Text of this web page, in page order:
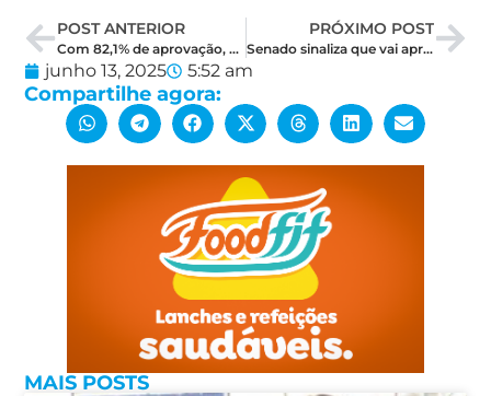
POST ANTERIOR
Com 82,1% de aprovação, Artur Vale supera marca histórica em Governador Dix-Sept Rosado
PRÓXIMO POST
Senado sinaliza que vai aprovar o aumento de cadeiras na Câmara dos Deputados
junho 13, 2025 5:52 am
Compartilhe agora:
MAIS POSTS